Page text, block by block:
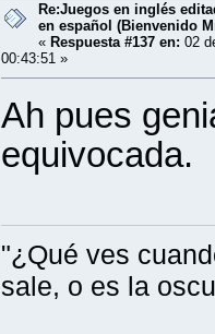
Re:Juegos en inglés
en español (Bienvenido
« Respuesta #137 en: 02
00:43:51 »
Ah pues
equivocada.
"¿Qué ves
sale, o es la